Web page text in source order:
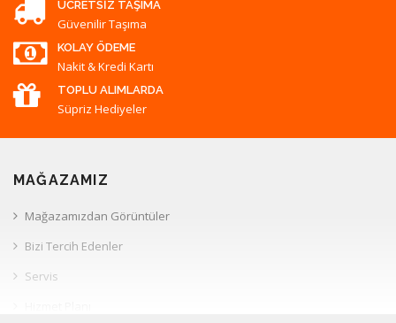
ÜCRETSIZ TAŞIMA
Güvenilir Taşıma
KOLAY ÖDEME
Nakit & Kredi Kartı
TOPLU ALIMLARDA
Süpriz Hediyeler
MAĞAZAMIZ
Mağazamızdan Görüntüler
Bizi Tercih Edenler
Servis